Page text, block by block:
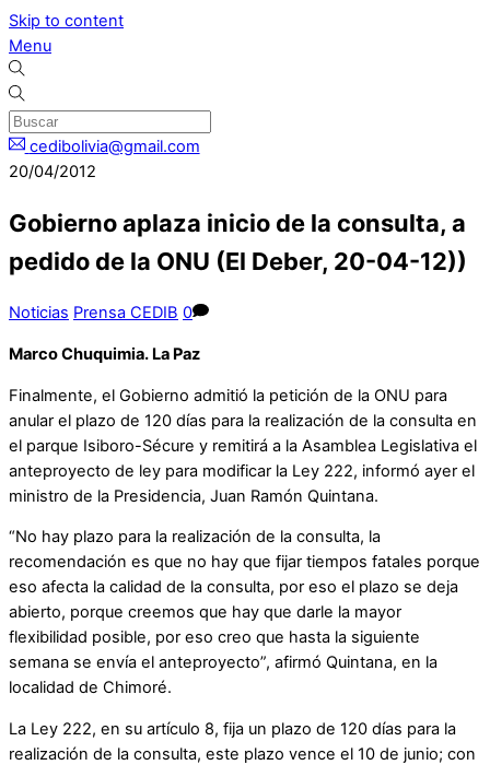
Skip to content
Menu
cedibolivia@gmail.com
20/04/2012
Gobierno aplaza inicio de la consulta, a
pedido de la ONU (El Deber, 20-04-12))
Noticias Prensa CEDIB 0
Marco Chuquimia. La Paz
Finalmente, el Gobierno admitió la petición de la ONU para
anular el plazo de 120 días para la realización de la consulta en
el parque Isiboro-Sécure y remitirá a la Asamblea Legislativa el
anteproyecto de ley para modificar la Ley 222, informó ayer el
ministro de la Presidencia, Juan Ramón Quintana.
“No hay plazo para la realización de la consulta, la
recomendación es que no hay que fijar tiempos fatales porque
eso afecta la calidad de la consulta, por eso el plazo se deja
abierto, porque creemos que hay que darle la mayor
flexibilidad posible, por eso creo que hasta la siguiente
semana se envía el anteproyecto”, afirmó Quintana, en la
localidad de Chimoré.
La Ley 222, en su artículo 8, fija un plazo de 120 días para la
realización de la consulta, este plazo vence el 10 de junio; con